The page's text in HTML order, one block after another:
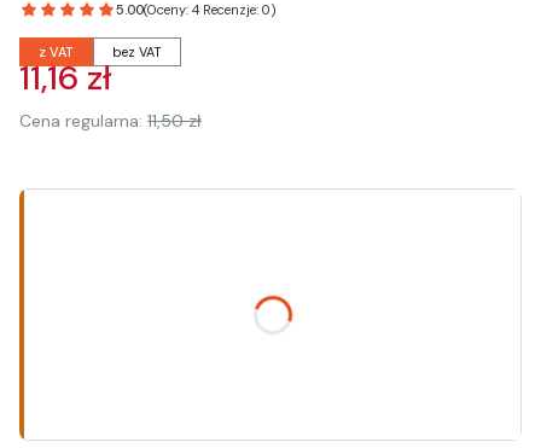
5.00(Oceny: 4 Recenzje: 0)
z VAT bez VAT
11,16 zł
Cena regularna: 11,50 zł